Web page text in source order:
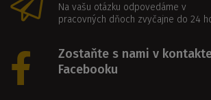
Na vašu otázku odpovedáme v
pracovných dňoch zvyčajne do 24
Zostaňte s nami v
Facebooku